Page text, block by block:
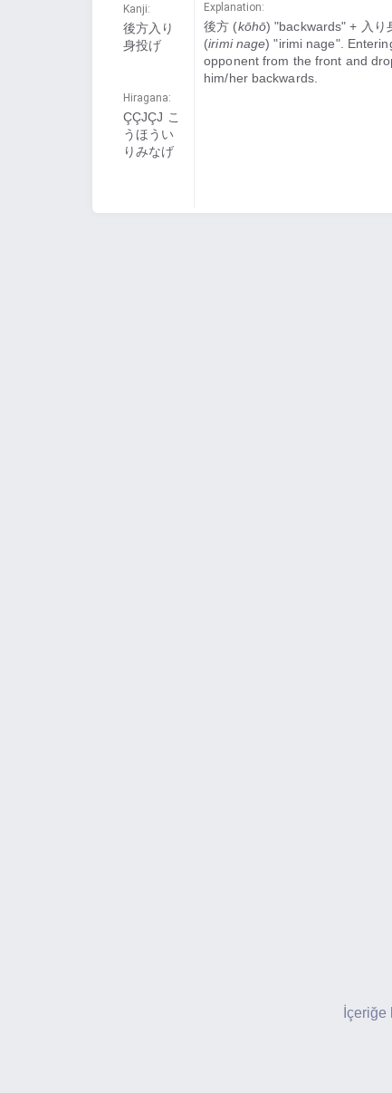
Kanji:
後方入り
身投げ
Hiragana:
ÇÇJÇJ こ
うほうい
りみなげ
Explanation:
後方 (kōhō) "backwards" + 入り
(irimi nage) "irimi nage".
opponent from the front and
him/her backwards.